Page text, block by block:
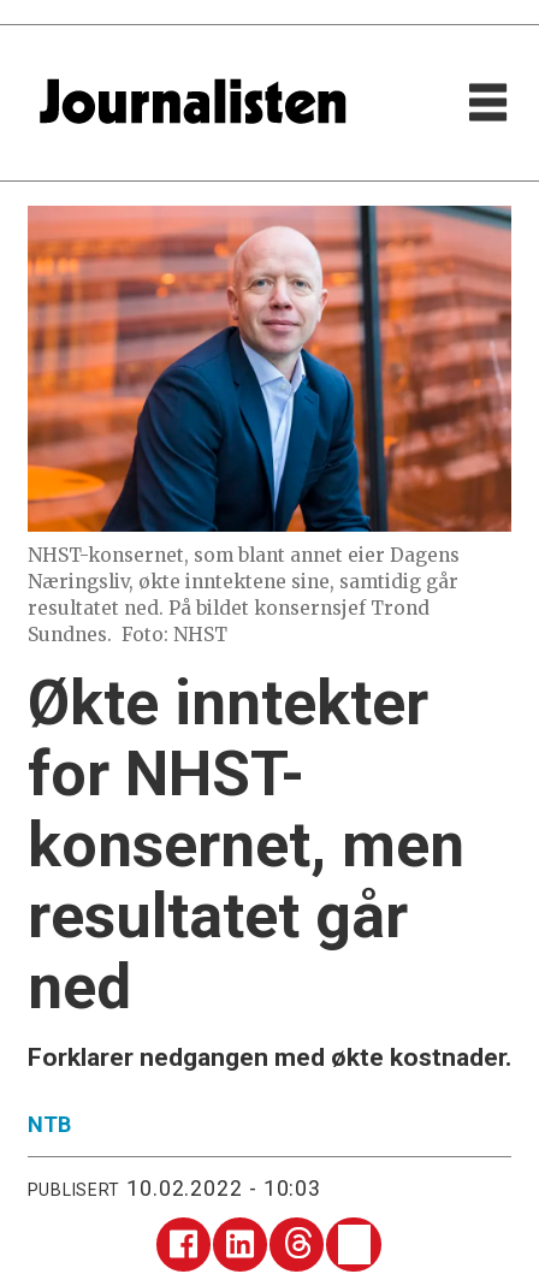
NHST-konsernet, som blant annet eier Dagens
Næringsliv, økte inntektene sine, samtidig går
resultatet ned. På bildet konsernsjef Trond
Sundnes. Foto: NHST
Økte inntekter
for NHST-
konsernet, men
resultatet går
ned
Forklarer nedgangen med økte kostnader.
NTB
PUBLISERT 10.02.2022 - 10:03